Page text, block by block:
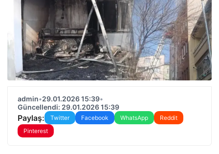
admin•29.01.2026 15:39•
Güncellendi: 29.01.2026 15:39
Paylaş: Twitter Facebook WhatsApp
Reddit
Pinterest